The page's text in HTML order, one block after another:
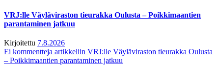
VRJ:lle Väyläviraston tieurakka Oulusta – Poikkimaantien
parantaminen jatkuu
Kirjoitettu 7.8.2026
Ei kommentteja artikkeliin VRJ:lle Väyläviraston tieurakka Oulusta
– Poikkimaantien parantaminen jatkuu